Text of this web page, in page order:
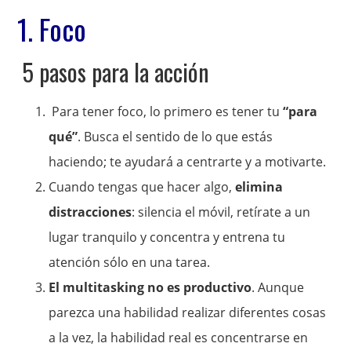
1. Foco
5 pasos para la acción
Para tener foco, lo primero es tener tu“para
qué”. Busca el sentido de lo que estás
haciendo; te ayudará a centrarte y a motivarte.
Cuando tengas que hacer algo,elimina
distracciones: silencia el móvil, retírate a un
lugar tranquilo y concentra y entrena tu
atención sólo en una tarea.
El multitasking no es productivo. Aunque
parezca una habilidad realizar diferentes cosas
a la vez, la habilidad real es concentrarse en